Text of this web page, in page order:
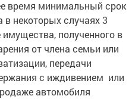
время минимальный срок
в некоторых случаях 3
полученного в
от члена семьи или
передачи
с иждивением или
автомобиля